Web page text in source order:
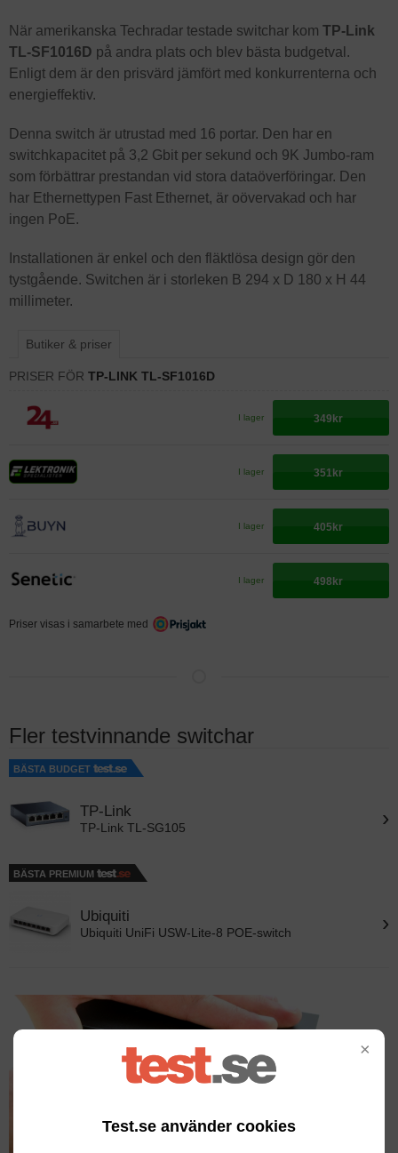
×
Test.se använder cookies
När amerikanska Techradar testade switchar kom TP-Link
TL-SF1016D på andra plats och blev bästa budgetval.
Enligt dem är den prisvärd jämfört med konkurrenterna och
energieffektiv.
Denna switch är utrustad med 16 portar. Den har en
switchkapacitet på 3,2 Gbit per sekund och 9K Jumbo-ram
som förbättrar prestandan vid stora dataöverföringar. Den
har Ethernettypen Fast Ethernet, är oövervakad och har
ingen PoE.
Installationen är enkel och den fläktlösa design gör den
tystgående. Switchen är i storleken B 294 x D 180 x H 44
millimeter.
Butiker & priser
PRISER FÖR TP-LINK TL-SF1016D
I lager 349kr
I lager 351kr
I lager 405kr
I lager 498kr
Priser visas i samarbete med
Fler testvinnande switchar
BÄSTA BUDGET
TP-Link
TP-Link TL-SG105 ›
BÄSTA PREMIUM
Ubiquiti
Ubiquiti UniFi USW-Lite-8 POE-switch ›